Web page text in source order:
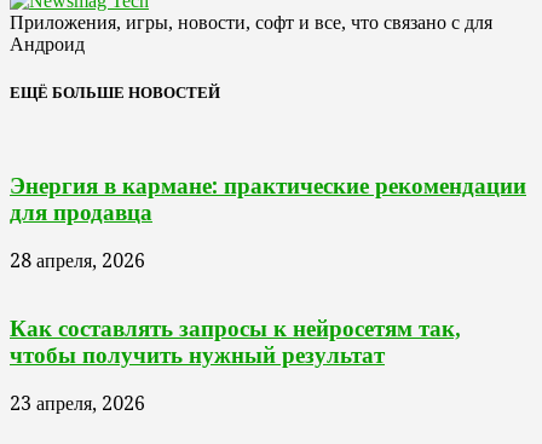
Приложения, игры, новости, софт и все, что связано с для
Андроид
ЕЩЁ БОЛЬШЕ НОВОСТЕЙ
Энергия в кармане: практические рекомендации
для продавца
28 апреля, 2026
Как составлять запросы к нейросетям так,
чтобы получить нужный результат
23 апреля, 2026